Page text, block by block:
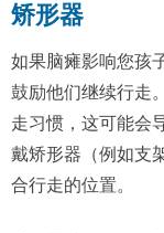
矫形器
如果脑瘫影响您孩
鼓励他们继续行走
走习惯，这可能会
戴矫形器（例如支
合行走的位置。